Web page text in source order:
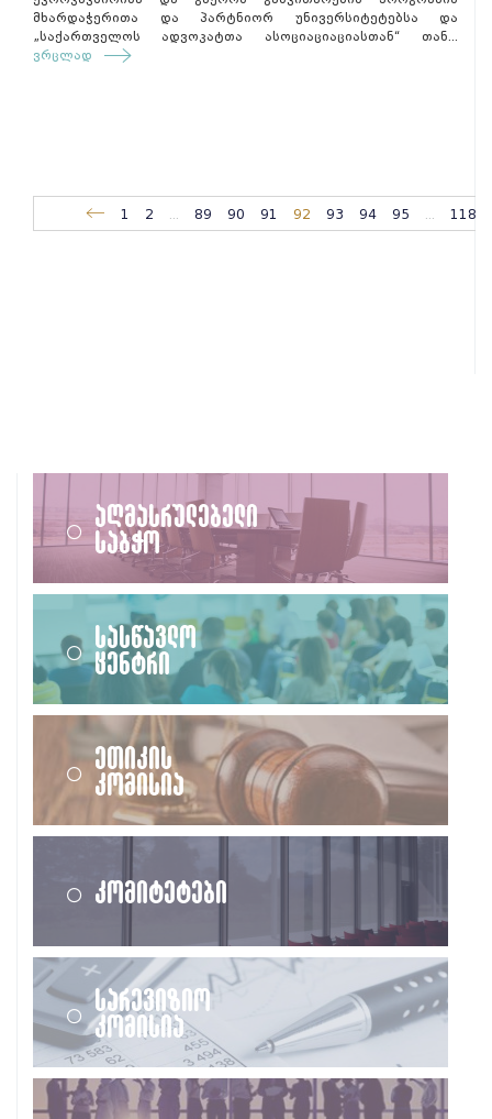
მხარდაჭერითა და პარტნიორ უნივერსიტეტებსა და
„საქართველოს ადვოკატთა ასოციაციაციასთან“ თან...
ვრცლად
1 2 89 90 91 92 93 94 95 118
აღმასრულებელი
საბჭო
სასწავლო
ცენტრი
ეთიკის
კომისია
კომიტეტები
სარევიზიო
კომისია